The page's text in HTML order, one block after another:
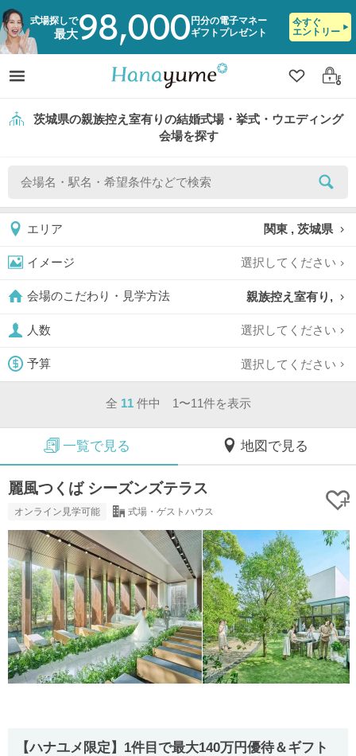
式場探しで
最大98,000 円分の電子マネー
ギフトプレゼント
今すぐ
エントリー
クリップ
ログ
茨城県の親族控え室有りの結婚式場・挙式・ウエディング
会場を探す
エリア 関東 , 茨城県
イメージ 選択してください
会場のこだわり・見学方法 親族控え室有り,
人数 選択してください
予算 選択してください
全 11 件中 1〜11件を表示
一覧で見る 地図で見る
麗風つくば シーズンズテラス
オンライン見学可能 式場・ゲストハウス
【ハナユメ限定】1件目で最大140万円優待＆ギフト